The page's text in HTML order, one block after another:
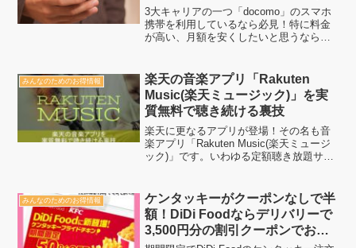
練習してから上級者へ】
3大キャリアの一つ「docomo」のスマホ
携帯を利用しているなら必見！特に料金
が高い、月額を安くしたいと思うならば
法を知って、あなただけはドコモユーザ
ーでありながら他...
みんなのためのお得情報
楽天の音楽アプリ「Rakuten
Music(楽天ミュージック)」を実
質無料で聴き続ける裏技
楽天に更なるアプリが登場！その名も音
楽アプリ「Rakuten Music(楽天ミュージ
ック)」です。いわゆる定額聴き放題サー
試しも可能です。気に入って継続したい
場合は...
みんなのためのお得情報
ケンタッキーがクーポンなしで半
額！DiDi Foodならデリバリーで
3,500円分の割引クーポンでお得